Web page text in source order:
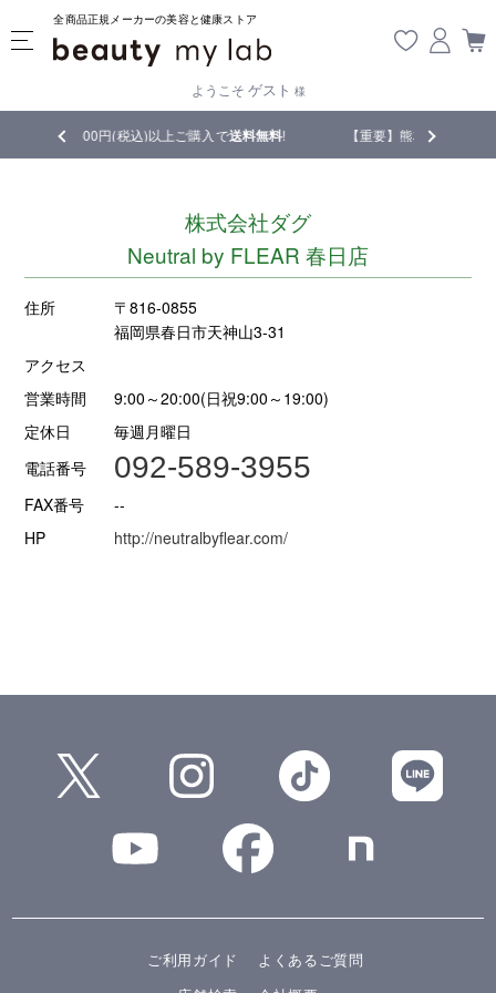
全商品正規メーカーの美容と健康ストア
ようこそ ゲスト 様
円(税込)以上ご購入で送料無料! 【重要】熊本地震の影響により遅延
株式会社ダグ
Neutral by FLEAR 春日店
住所
〒816-0855
福岡県春日市天神山3-31
アクセス
営業時間
9:00～20:00(日祝9:00～19:00)
定休日
毎週月曜日
電話番号
092-589-3955
FAX番号
--
HP
http://neutralbyflear.com/
ご利用ガイド
よくあるご質問